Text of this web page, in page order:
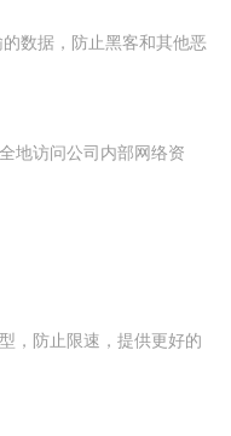
数据，防止黑客和其他恶
地访问公司内部网络资
，防止限速，提供更好的